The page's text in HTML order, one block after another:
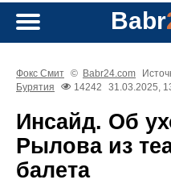
Babr
Фокс Смит © Babr24.com
Бурятия
14242 31.03.2025,
Инсайд. Об
Рылова из
балета